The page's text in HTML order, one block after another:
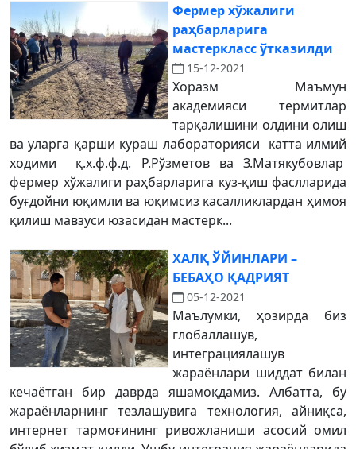
Фермер хўжалиги
раҳбарларига
мастеркласс ўтказилди
15-12-2021
Хоразм Маъмун
академияси термитлар
тарқалишини олдини олиш
ва уларга қарши кураш лабораторияси катта илмий
ходими қ.х.ф.ф.д. Р.Рўзметов ва З.Матякубовлар
фермер хўжалиги раҳбарларига куз-қиш фаслларида
буғдойни юқимли ва юқимсиз касалликлардан ҳимоя
қилиш мавзуси юзасидан мастерк...
ХАЛҚ ЎЙИНЛАРИ –
БЕБАҲО ҚАДРИЯТ
05-12-2021
Маълумки, ҳозирда биз
глобаллашув,
интеграциялашув
жараёнлари шиддат билан
кечаётган бир даврда яшамоқдамиз. Албатта, бу
жараёнларнинг тезлашувига технология, айниқса,
интернет тармоғининг ривожланиши асосий омил